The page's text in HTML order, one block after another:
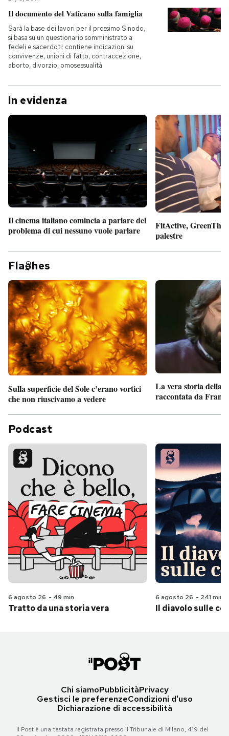
Il documento del Vaticano sulla famiglia
Sarà la base dei lavori per il prossimo Sinodo,
si basa su un questionario somministrato a
fedeli e sacerdoti: contiene indicazioni su
convivenze, unioni di fatto, contraccezione,
aborto, divorzio, omosessualità
In evidenza
Il cinema italiano comincia a parlare del
problema di cui nessuno vuole parlare
FitActive,
palestre
Fla hes
Sulla superficie del Sole c’erano vortici
che non riuscivamo a vedere
La vera storia della
raccontata da
Podcast
6 agosto 26 - 49 min
Tratto da una storia vera
6 agosto 26 - 241 min
Il diavolo sulle
Chi siamoPubblicitàPrivacy
Gestisci le preferenzeCondizioni d'uso
Dichiarazione di accessibilità
Il Post è una testata registrata presso il Tribunale di Milano, 419 del